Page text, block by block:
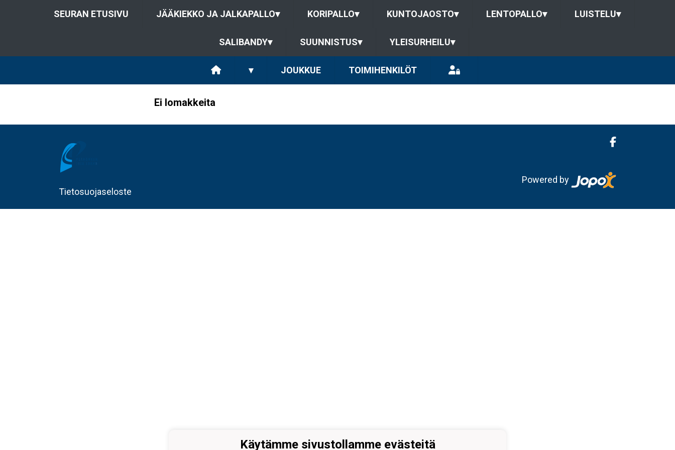
SEURAN ETUSIVU JÄÄKIEKKO JA JALKAPALLO▾ KORIPALLO▾ KUNTOJAOSTO▾ LENTOPALLO▾ LUISTELU▾
SALIBANDY▾ SUUNNISTUS▾ YLEISURHEILU▾
▾ JOUKKUE TOIMIHENKILÖT
Ei lomakkeita
Tietosuojaseloste
Powered by
Käytämme sivustollamme evästeitä